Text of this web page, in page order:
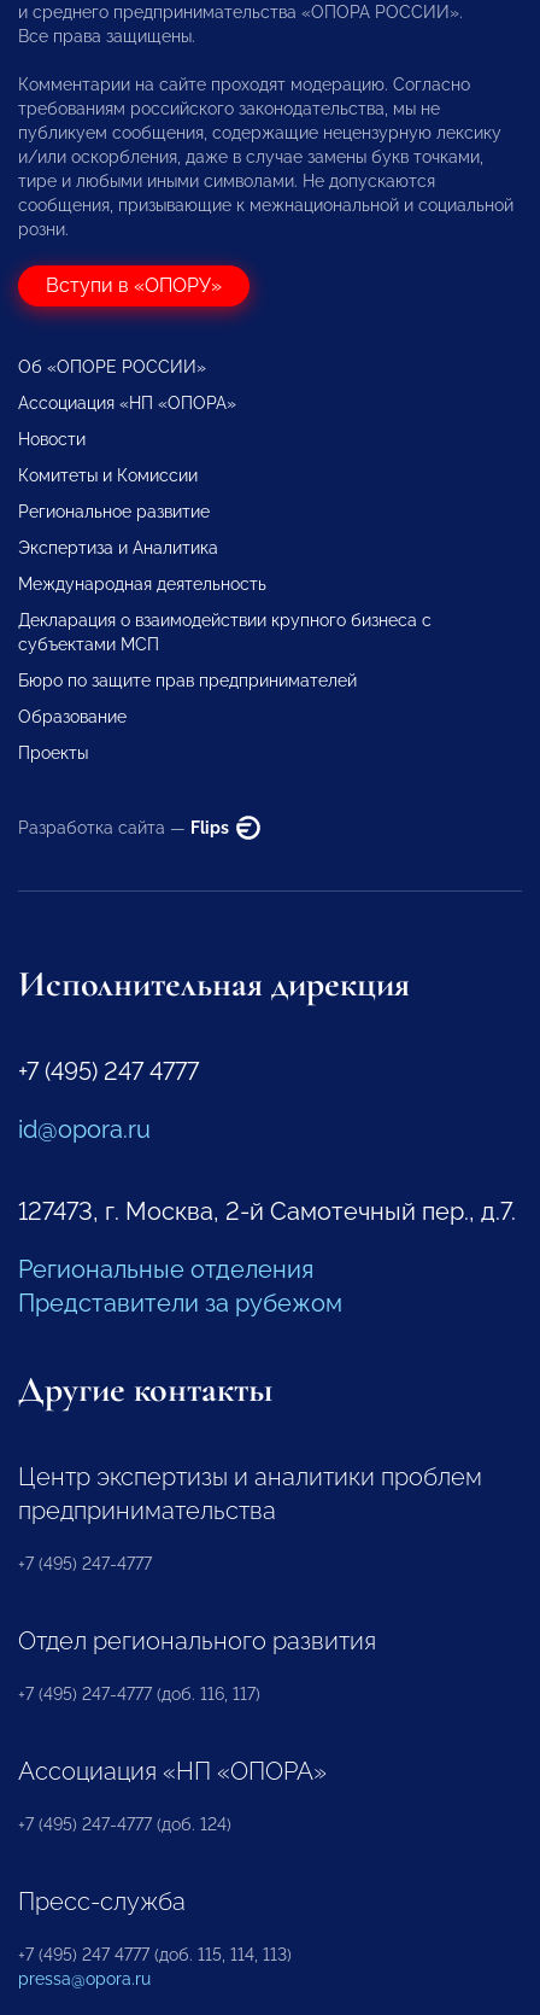
и среднего предпринимательства «ОПОРА РОССИИ».
Все права защищены.
Комментарии на сайте проходят модерацию. Согласно
требованиям российского законодательства, мы не
публикуем сообщения, содержащие нецензурную лексику
и/или оскорбления, даже в случае замены букв точками,
тире и любыми иными символами. Не допускаются
сообщения, призывающие к межнациональной и социальной
розни.
Вступи в «ОПОРУ»
Об «ОПОРЕ РОССИИ»
Ассоциация «НП «ОПОРА»
Новости
Комитеты и Комиссии
Региональное развитие
Экспертиза и Аналитика
Международная деятельность
Декларация о взаимодействии крупного бизнеса с
субъектами МСП
Бюро по защите прав предпринимателей
Образование
Проекты
Разработка сайта — Flips
Исполнительная дирекция
+7 (495) 247 4777
id@opora.ru
127473, г. Москва, 2-й Самотечный пер., д.7.
Региональные отделения
Представители за рубежом
Другие контакты
Центр экспертизы и аналитики проблем
предпринимательства
+7 (495) 247-4777
Отдел регионального развития
+7 (495) 247-4777 (доб. 116, 117)
Ассоциация «НП «ОПОРА»
+7 (495) 247-4777 (доб. 124)
Пресс-служба
+7 (495) 247 4777 (доб. 115, 114, 113)
pressa@opora.ru